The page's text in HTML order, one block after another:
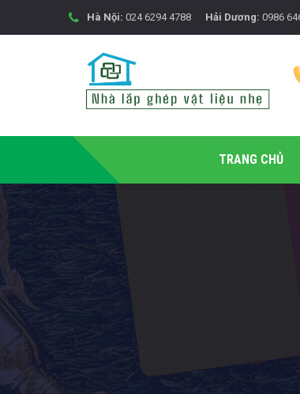
Hà Nội: 024 6294 4788 Hải Dương: 0986
TRANG CHỦ